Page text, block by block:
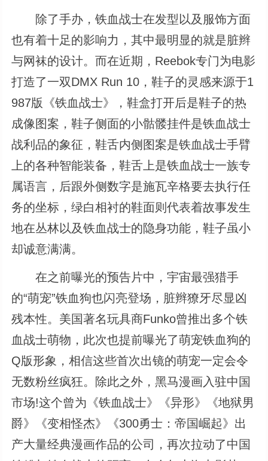
除了手办，铁血战士在发型以及服饰方面
也有着十足的影响力，其中最明显的就是脏辫
与网袜的设计。而在近期，Reebok专门为电影
打造了一双DMX Run 10，鞋子的灵感来源于1
987版《铁血战士》，鞋盒打开后是鞋子的热
成像图案，鞋子侧面的小骷髅挂件是铁血战士
战利品的象征，鞋舌内侧图案是铁血战士手臂
上的各种智能装备，鞋舌上是铁血战士一族专
属语言，后跟外侧数字是施瓦辛格要去执行任
务的坐标，绿白相衬的鞋面则代表着故事发生
地在丛林以及铁血战士的隐身功能，鞋子虽小
却诚意满满。
在之前曝光的预告片中，宇宙最强猎手
的“萌宠”铁血狗也闪亮登场，脏辫獠牙尽显凶
残本性。美国著名玩具商Funko曾推出多个铁
血战士萌物，此次也提前曝光了萌宠铁血狗的
Q版形象，相信这些首次出镜的萌宠一定会令
无数粉丝疯狂。除此之外，黑马漫画入驻中国
市场!这个曾为《铁血战士》《异形》《地狱男
爵》《变相怪杰》《300勇士：帝国崛起》出
产大量经典漫画作品的公司，再次拉动了中国